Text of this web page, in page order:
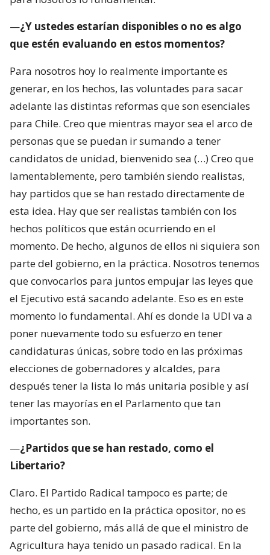
—¿Y ustedes estarían disponibles o no es algo
que estén evaluando en estos momentos?
Para nosotros hoy lo realmente importante es
generar, en los hechos, las voluntades para sacar
adelante las distintas reformas que son esenciales
para Chile. Creo que mientras mayor sea el arco de
personas que se puedan ir sumando a tener
candidatos de unidad, bienvenido sea (…) Creo que
lamentablemente, pero también siendo realistas,
hay partidos que se han restado directamente de
esta idea. Hay que ser realistas también con los
hechos políticos que están ocurriendo en el
momento. De hecho, algunos de ellos ni siquiera son
parte del gobierno, en la práctica. Nosotros tenemos
que convocarlos para juntos empujar las leyes que
el Ejecutivo está sacando adelante. Eso es en este
momento lo fundamental. Ahí es donde la UDI va a
poner nuevamente todo su esfuerzo en tener
candidaturas únicas, sobre todo en las próximas
elecciones de gobernadores y alcaldes, para
después tener la lista lo más unitaria posible y así
tener las mayorías en el Parlamento que tan
importantes son.
—¿Partidos que se han restado, como el
Libertario?
Claro. El Partido Radical tampoco es parte; de
hecho, es un partido en la práctica opositor, no es
parte del gobierno, más allá de que el ministro de
Agricultura haya tenido un pasado radical. En la